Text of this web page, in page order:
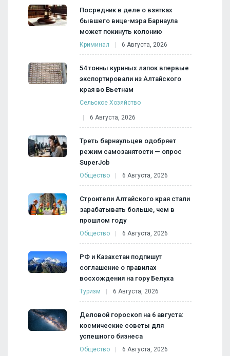
Посредник в деле о взятках
бывшего вице-мэра Барнаула
может покинуть колонию
Криминал 6 Августа, 2026
54 тонны куриных лапок впервые
экспортировали из Алтайского
края во Вьетнам
Сельское Хозяйство
6 Августа, 2026
Треть барнаульцев одобряет
режим самозанятости — опрос
SuperJob
Общество 6 Августа, 2026
Строители Алтайского края стали
зарабатывать больше, чем в
прошлом году
Общество 6 Августа, 2026
РФ и Казахстан подпишут
соглашение о правилах
восхождения на гору Белуха
Туризм 6 Августа, 2026
Деловой гороскоп на 6 августа:
космические советы для
успешного бизнеса
Общество 6 Августа, 2026